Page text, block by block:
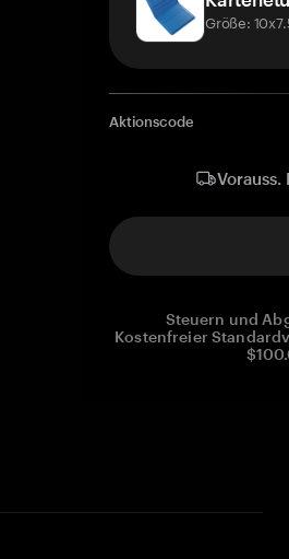
Größe:
Aktionscode
Steuern und
Kostenfreier